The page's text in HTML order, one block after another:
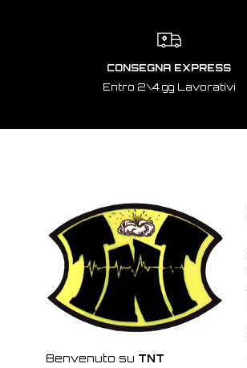
CONSEGNA EXPRESS
Entro 2\4 gg Lavorativi
Benvenuto su TNT